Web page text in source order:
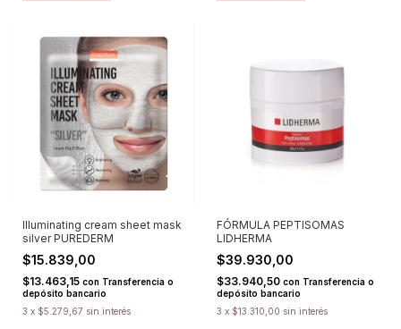
Illuminating cream sheet mask
silver PUREDERM
$15.839,00
$13.463,15 con Transferencia o
depósito bancario
3 x $5.279,67 sin interés
FÓRMULA PEPTISOMAS
LIDHERMA
$39.930,00
$33.940,50 con Transferencia o
depósito bancario
3 x $13.310,00 sin interés